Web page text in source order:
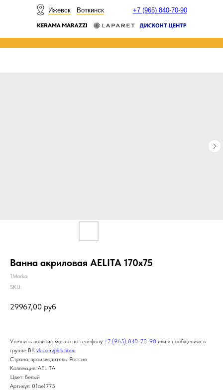
+7 (965) 840-70-90
Ижевск Воткинск
Ванна акриловая AELITA 170х75
1Marka
SKU:
29967,00 руб
Уточнить наличие можно по телефону +7 (965) 840-70-90 или в сообщениях в
группе ВК vk.com/plitkabau
Страна_производитель: Россия
Коллекция: AELITA
Цвет: белый
Артикул: 01ае1775